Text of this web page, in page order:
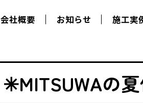
会社概要 お知らせ 施工実
✳︎MITSUWAの